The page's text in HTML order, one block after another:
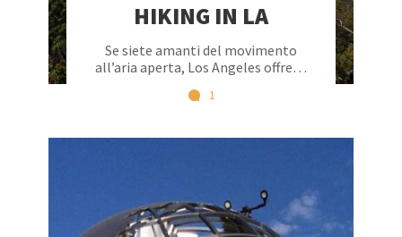
HIKING IN LA
Se siete amanti del movimento
all’aria aperta, Los Angeles offre…
1